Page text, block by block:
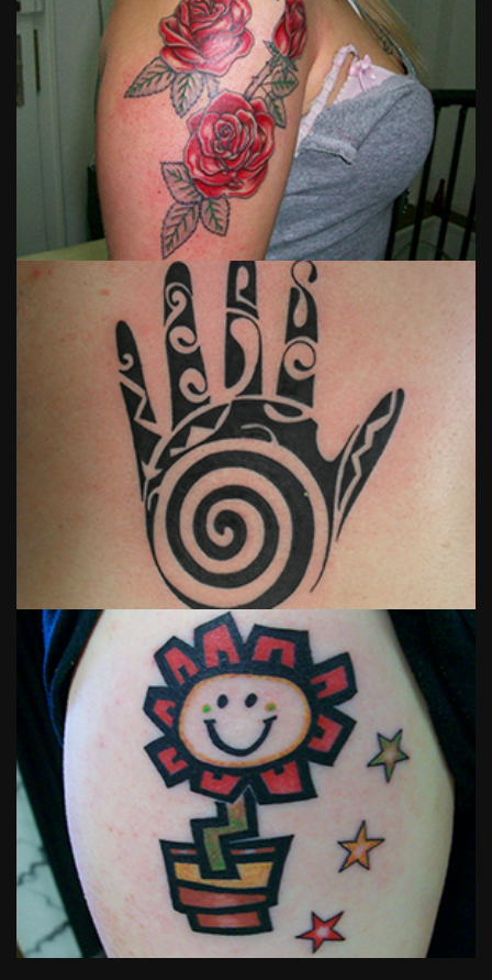
Tattoo
Nummer 02
View
Tattoo
Nummer 03
View
Tattoo
Nummer 04
View